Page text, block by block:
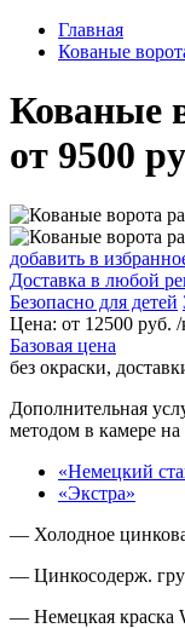
Главная
Кованые
Кованые
от 9500
добавить в
Доставка в любой
Безопасно для детей
Цена: от 12500 руб.
Базовая цена
без окраски,
Дополнительная
методом в камере
«Немецкий
«Экстра»
— Холодное
— Цинкосодерж.
— Немецкая краска